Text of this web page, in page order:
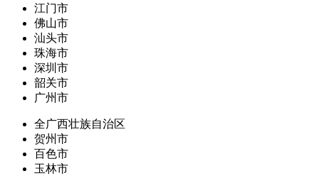
江门市
佛山市
汕头市
珠海市
深圳市
韶关市
广州市
全广西壮族自治区
贺州市
百色市
玉林市